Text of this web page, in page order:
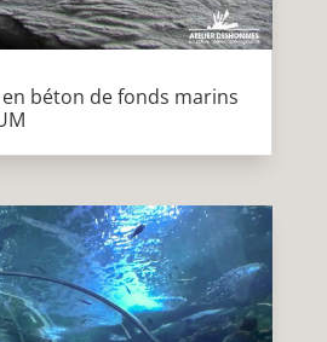
béton de fonds marins